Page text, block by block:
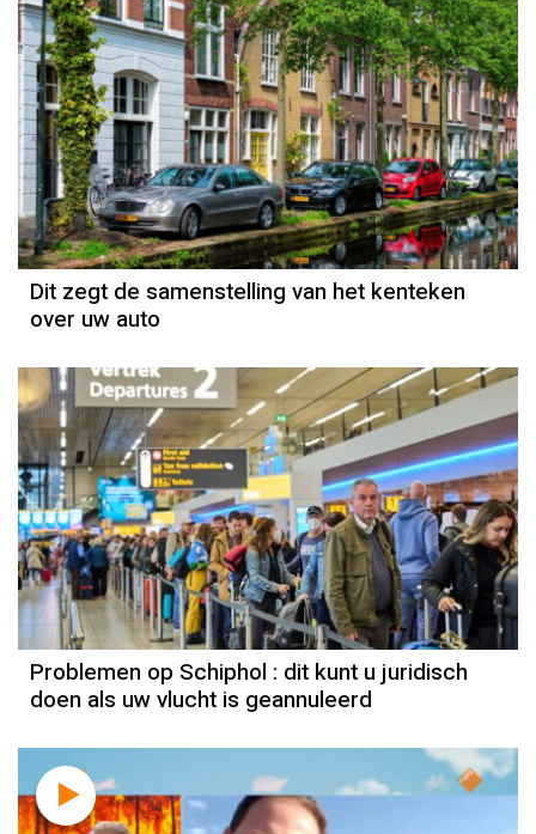
Dit zegt de samenstelling van het kenteken
over uw auto
Problemen op Schiphol : dit kunt u juridisch
doen als uw vlucht is geannuleerd